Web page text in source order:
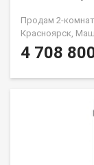
Продам 2-
Красноярск,
НЕ ОТ
4 708